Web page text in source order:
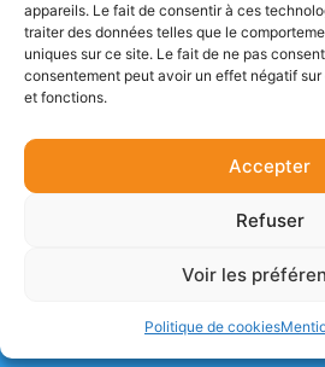
appareils. Le fait de consentir à ces
traiter des données telles que le
uniques sur ce site. Le fait de ne pas
consentement peut avoir un effet négatif
et fonctions.
Accepter
Refuser
Voir les
Politique de cookies